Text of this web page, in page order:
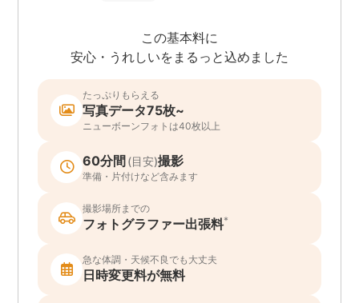
この基本料に
安心・うれしいをまるっと込めました
たっぷりもらえる
写真データ75枚~
ニューボーンフォトは40枚以上
60分間 (目安)撮影
準備・片付けなど含みます
撮影場所までの
フォトグラファー出張料*
急な体調・天候不良でも大丈夫
日時変更料が無料